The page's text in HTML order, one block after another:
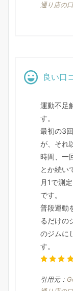
通り店の
良い口
運動不足
す。
最初の3
が、それ
時間、一
とか続い
月1で測
です。
普段運動
るだけの
のジムに
す。
引用元：